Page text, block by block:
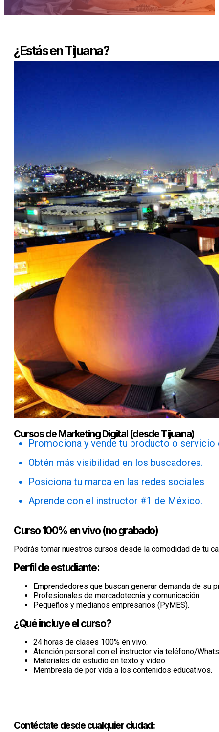
¿Estás en Tijuana?
Cursos de Marketing Digital (desde Tijuana)
Promociona y vende tu producto o servicio
Obtén más visibilidad en los buscadores.
Posiciona tu marca en las redes sociales
Aprende con el instructor #1 de México.
Curso 100% en vivo (no grabado)
Podrás tomar nuestros cursos desde la comodidad de tu
Perfil de estudiante:
Emprendedores que buscan generar demanda de su
Profesionales de mercadotecnia y comunicación.
Pequeños y medianos empresarios (PyMES).
¿Qué incluye el curso?
24 horas de clases 100% en vivo.
Atención personal con el instructor via teléfono/
Materiales de estudio en texto y video.
Membresía de por vida a los contenidos educativos.
Contéctate desde cualquier ciudad: